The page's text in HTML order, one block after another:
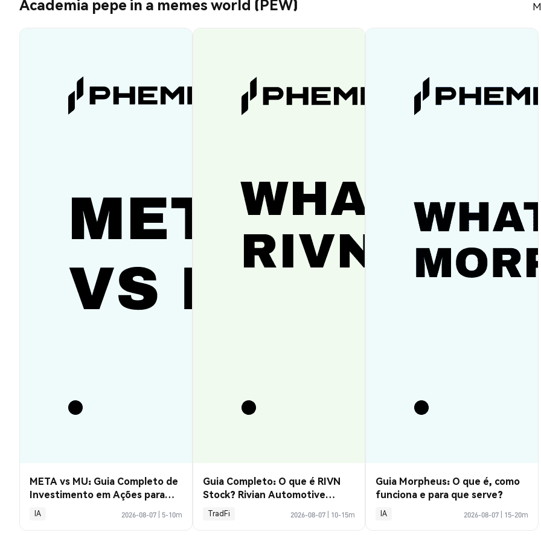
Academia pepe in a memes world (PEW)
META vs MU: Guia Completo de
Investimento em Ações para
2026
IA 2026-08-07 5-10m
Guia Completo: O que é RIVN
Stock? Rivian Automotive
Explicado
TradFi 2026-08-07 10-15m
Guia Morpheus: O que é, como
funciona e para que serve?
IA 2026-08-07 15-20m